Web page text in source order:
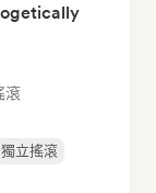
滾
獨立搖滾